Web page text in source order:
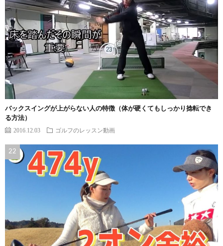
バックスイングが上がらない人の特徴（体が硬くてもしっかり捻転でき
る方法）
2016.12.03 ゴルフのレッスン動画